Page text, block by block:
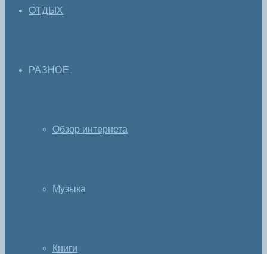
ОТДЫХ
РАЗНОЕ
Обзор интернета
Музыка
Книги